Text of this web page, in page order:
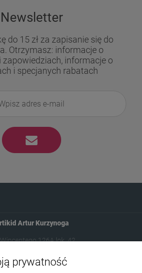
Newsletter
do 15 zł za zapisanie się do
Otrzymasz: informacje o
zapowiedziach, informacje o
i specjanych rabatach
Artur Kurzynoga
126A lok. 42
prywatność